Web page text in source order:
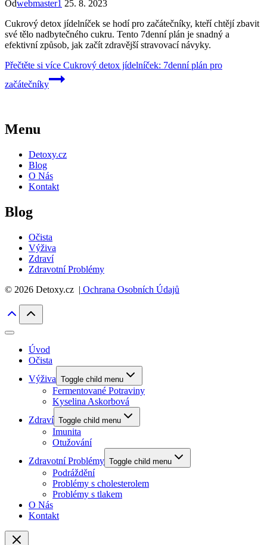
Odwebmaster1 25. 8. 2023
Cukrový detox jídelníček se hodí pro začátečníky, kteří chtějí zbavit
své tělo nadbytečného cukru. Tento 7denní plán je snadný a
efektivní způsob, jak začít zdravější stravovací návyky.
Přečtěte si více Cukrový detox jídelníček: 7denní plán pro
začátečníky
Menu
Detoxy.cz
Blog
O Nás
Kontakt
Blog
Očista
Výživa
Zdraví
Zdravotní Problémy
© 2026 Detoxy.cz | Ochrana Osobních Údajů
Úvod
Očista
Výživa Toggle child menu
Fermentované Potraviny
Kyselina Askorbová
Zdraví Toggle child menu
Imunita
Otužování
Zdravotní Problémy Toggle child menu
Podráždění
Problémy s cholesterolem
Problémy s tlakem
O Nás
Kontakt